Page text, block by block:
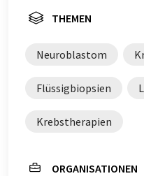
THEMEN
Neuroblastom
Flüssigbiopsien
Krebstherapien
ORGANISATIONEN